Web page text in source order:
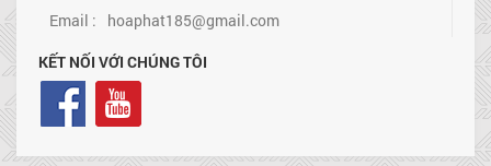
Email : hoaphat185@gmail.com
KẾT NỐI VỚI CHÚNG TÔI